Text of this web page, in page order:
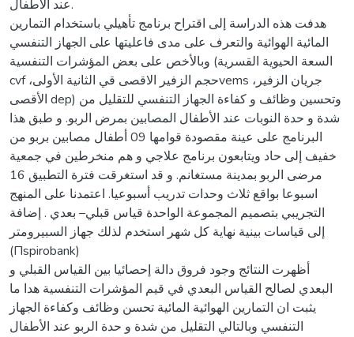
عند الاطفال.
هدفت هذه الدراسة إلى اقتراح برنامج تأهيلي باستخدام التمارين
المائية الهوائية والتعرف على مدى فاعليتها على الجهاز التنفسي
وبالأخص على بعض المؤشرات التنفسية (السعة الحيوية القسرية
cvf ،حجم الزفير الاقصى قي الثانية الأولىvems ،جريان الزفير
الأقصى dep) وتحسين وظائف و كفاءة الجهاز التنفسي للتقليل من
شدة و حدة النوبات عند الأطفال المصابين بمرض الربو. و طبق هذا
البرنامج على عينة مقصودة قوامها 09 أطفال مصابين بربو من
خفيف إلى حاد ويتابعون برنامج علاجي و هم منخرطين في جمعية
مرضى الربو بمدينة مستغانم. و قد استغرقت فترة التطبيق 16
اسبوعا بواقع ثلاث وحدات تدريب أسبوعيا. اعتمدنا على المنهج
التجريبي بتصميم المجموعة الواحدة قياس قبلي– بعدي . إضافة
إلى قياسات بينية نهاية كل شهر استخدم لذلك جهاز السبيرومتر
(Пspirobank)
أظهرت النتائج وجود فروق دالة إحصائيا بين القياس القبلي و
البعدي لصالح القياس البعدي في قيم المؤشرات التنفسية هدا ما
يثبت ان التمارين الهوائية المائية تحسن وظائف وكفاءة الجهاز
التنفسي وبالتالي التقليل من شدة و حدة الربو عند الأطفال